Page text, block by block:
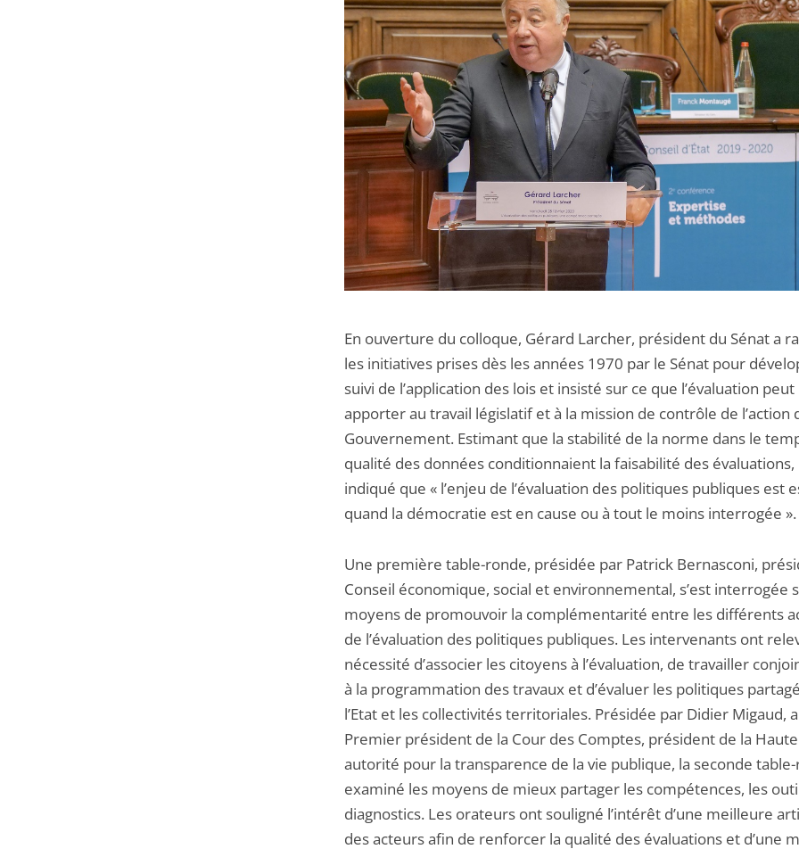
En ouverture du colloque, Gérard Larcher, président du Sénat a
les initiatives prises dès les années 1970 par le Sénat pour
suivi de l’application des lois et insisté sur ce que l’évaluation peut
apporter au travail législatif et à la mission de contrôle de l’action
Gouvernement. Estimant que la stabilité de la norme dans le
qualité des données conditionnaient la faisabilité des évaluations,
indiqué que « l’enjeu de l’évaluation des politiques publiques est
quand la démocratie est en cause ou à tout le moins interrogée ».
Une première table-ronde, présidée par Patrick Bernasconi,
Conseil économique, social et environnemental, s’est interrogée
moyens de promouvoir la complémentarité entre les différents
de l’évaluation des politiques publiques. Les intervenants ont
nécessité d’associer les citoyens à l’évaluation, de travailler
à la programmation des travaux et d’évaluer les politiques
l’Etat et les collectivités territoriales. Présidée par Didier Migaud,
Premier président de la Cour des Comptes, président de la Haute
autorité pour la transparence de la vie publique, la seconde
examiné les moyens de mieux partager les compétences, les
diagnostics. Les orateurs ont souligné l’intérêt d’une meilleure
des acteurs afin de renforcer la qualité des évaluations et d’une